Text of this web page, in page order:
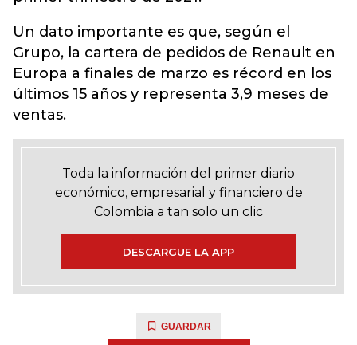
Un dato importante es que, según el
Grupo, la cartera de pedidos de Renault en
Europa a finales de marzo es récord en los
últimos 15 años y representa 3,9 meses de
ventas.
Toda la información del primer diario
económico, empresarial y financiero de
Colombia a tan solo un clic
DESCARGUE LA APP
GUARDAR